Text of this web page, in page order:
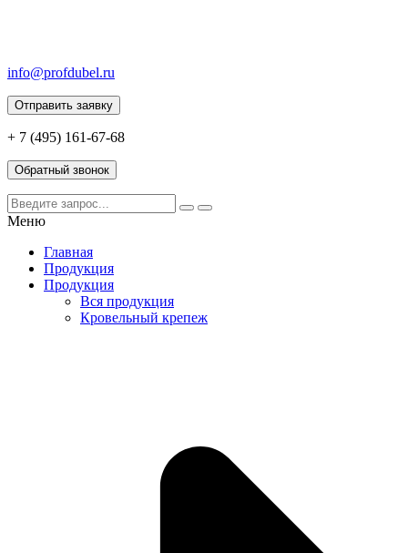
info@profdubel.ru
Отправить заявку
+ 7 (495) 161-67-68
Обратный звонок
Меню
Главная
Продукция
Продукция
Вся продукция
Кровельный крепеж